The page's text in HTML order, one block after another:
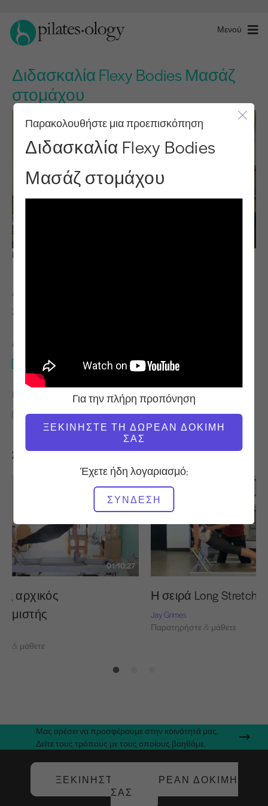
Μενού
Διδασκαλία Flexy Bodies Μασάζ
στομάχου
Παρακολουθήστε μια προεπισκόπηση
Διδασκαλία Flexy Bodies
Μασάζ στομάχου
Για την πλήρη προπόνηση
ΞΕΚΙΝΉΣΤΕ ΤΗ ΔΩΡΕΆΝ ΔΟΚΙΜΉ
ΣΑΣ
Έχετε ήδη λογαριασμό;
ΣΎΝΔΕΣΗ
Παρατηρήστε & μάθετε
ΔΆΣΚΑΛΟΣ
Zoë Hagler
ΑΠΑΙΤΟΎΜΕΝΟΣ ΕΞΟΠΛΙΣΜΌΣ
Reformer
ΒΡΕΊΤΕ ΠΑΡΌΜΟΙΕΣ ΤΆΞΕΙΣ ΓΙΑ
0 - 10 λεπτά
Reformer
Άλλες προπονήσεις που μπορεί να σας αρέσουν
01:10:27
αρχικός
& μάθετε
Η σειρά Long Stretch
Jay Grimes
Παρατηρήστε & μάθετε
Μας αρέσει να προσφέρουμε στην κοινότητά μας.
Δείτε τους τρόπους με τους οποίους βοηθάμε.
ΞΕΚΙΝΉΣΤΕ ΤΗ ΔΩΡΕΆΝ ΔΟΚΙΜΉ
ΣΑΣ